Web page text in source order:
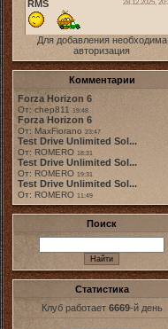
Для добавления необходима
авторизация
Комментарии
Forza Horizon 6
От: chep811 19:48
Forza Horizon 6
От: MaxFiorano 23:47
Test Drive Unlimited Sol...
От: ROMERO 18:31
Test Drive Unlimited Sol...
От: ROMERO 19:31
Test Drive Unlimited Sol...
От: ROMERO 11:49
Поиск
Статистика
Клуб работает 6669-й день